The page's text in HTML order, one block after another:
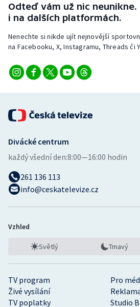
Odteď vám už nic neunikne.
i na dalších platformách.
Nenechte si nikde ujít nejnovější
na Facebooku, X, Instagramu, Threads či
TV program
Pro
Živé vysílání
TV poplatky
Studio
Divácké centrum
každý všední den:8:00—16:00 hodin
261 136 113
info@ceskatelevize.cz
Vzhled
Světlý Tmavý